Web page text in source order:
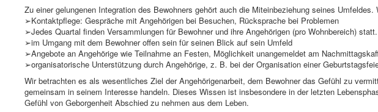
Zu einer gelungenen Integration des Bewohners gehört auch die Miteinbeziehung seines
➢Kontaktpflege: Gespräche mit Angehörigen bei Besuchen, Rücksprache bei Problemen
➢Jedes Quartal finden Versammlungen für Bewohner und ihre Angehörigen (pro Wohnbereich) statt.
➢im Umgang mit dem Bewohner offen sein für seinen Blick auf sein Umfeld
➢Angebote an Angehörige wie Teilnahme an Festen, Möglichkeit unangemeldet am
➢organisatorische Unterstützung durch Angehörige, z. B. bei der Organisation einer
Wir betrachten es als wesentliches Ziel der Angehörigenarbeit, dem Bewohner das Gefühl zu
gemeinsam in seinem Interesse handeln. Dieses Wissen ist insbesondere in der letzten
Gefühl von Geborgenheit Abschied zu nehmen aus dem Leben.